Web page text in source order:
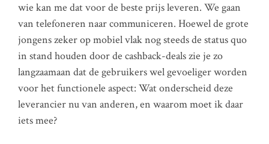
wie kan me dat voor de beste prijs leveren. We gaan
van telefoneren naar communiceren. Hoewel de grote
jongens zeker op mobiel vlak nog steeds de status quo
in stand houden door de cashback-deals zie je zo
langzaamaan dat de gebruikers wel gevoeliger worden
voor het functionele aspect: Wat onderscheid deze
leverancier nu van anderen, en waarom moet ik daar
iets mee?